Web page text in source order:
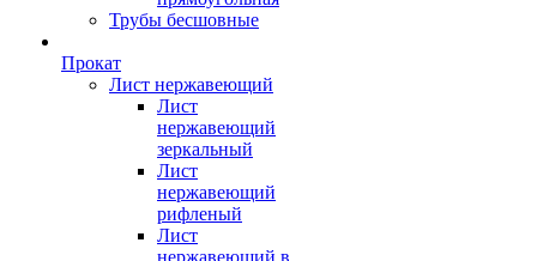
Трубы бесшовные
Прокат
Лист нержавеющий
Лист
нержавеющий
зеркальный
Лист
нержавеющий
рифленый
Лист
нержавеющий в